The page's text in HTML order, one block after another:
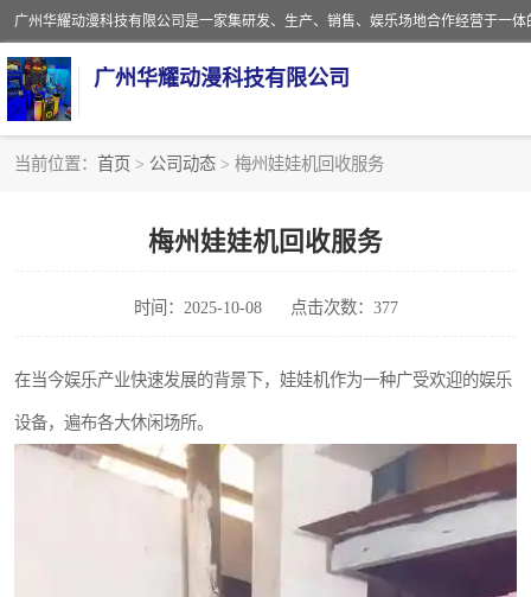
广州华耀动漫科技有限公司
当前位置： 首页 > 公司动态 > 梅州娃娃机回收服务
梅州娃娃机回收服务
时间：2025-10-08 点击次数：377
在当今娱乐产业快速发展的背景下，娃娃机作为一种广受欢迎的娱乐
设备，遍布各大休闲场所。
游戏厅回收